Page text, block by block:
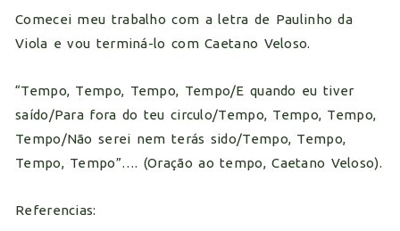
Comecei meu trabalho com a letra de Paulinho da
Viola e vou terminá-lo com Caetano Veloso.
“Tempo, Tempo, Tempo, Tempo/E quando eu tiver
saído/Para fora do teu circulo/Tempo, Tempo, Tempo,
Tempo/Não serei nem terás sido/Tempo, Tempo,
Tempo, Tempo”…. (Oração ao tempo, Caetano Veloso).
Referencias: